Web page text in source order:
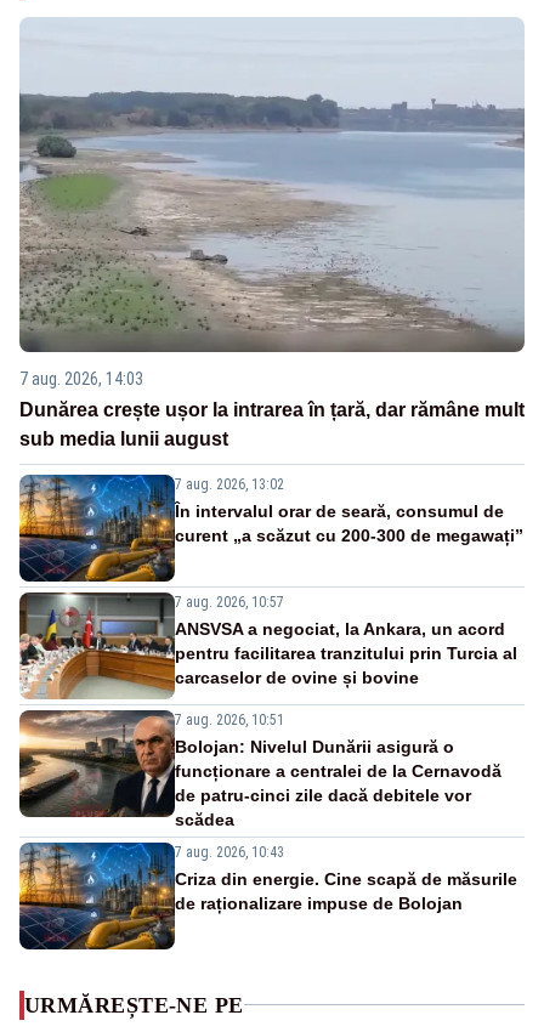
7 aug. 2026, 14:03
Dunărea crește ușor la intrarea în țară, dar rămâne mult
sub media lunii august
7 aug. 2026, 13:02
În intervalul orar de seară, consumul de
curent „a scăzut cu 200-300 de megawați”
7 aug. 2026, 10:57
ANSVSA a negociat, la Ankara, un acord
pentru facilitarea tranzitului prin Turcia al
carcaselor de ovine și bovine
7 aug. 2026, 10:51
Bolojan: Nivelul Dunării asigură o
funcționare a centralei de la Cernavodă
de patru-cinci zile dacă debitele vor
scădea
7 aug. 2026, 10:43
Criza din energie. Cine scapă de măsurile
de raționalizare impuse de Bolojan
URMĂREȘTE-NE PE